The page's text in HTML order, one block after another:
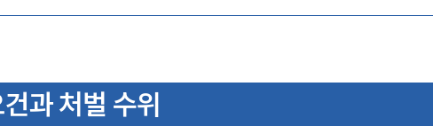
과 처벌 수위